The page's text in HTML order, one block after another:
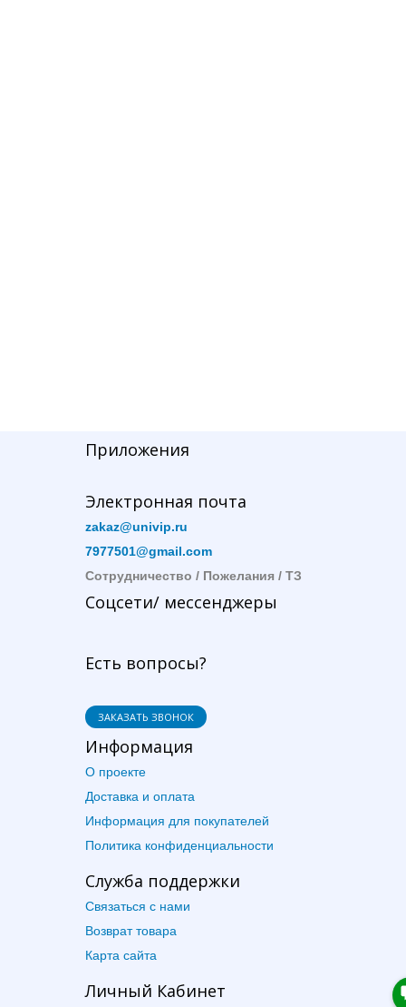
Приложения
Электронная почта
zakaz@univip.ru
7977501@gmail.com
Сотрудничество / Пожелания / ТЗ
Соцсети/ мессенджеры
Есть вопросы?
ЗАКАЗАТЬ ЗВОНОК
Информация
О проекте
Доставка и оплата
Информация для покупателей
Политика конфиденциальности
Служба поддержки
Связаться с нами
Возврат товара
Карта сайта
Личный Кабинет